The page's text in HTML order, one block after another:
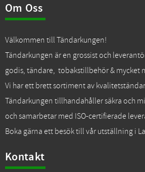
Om Oss
Välkommen till Tändarkungen!
Tändarkungen är en grossist och
godis, tändare, tobakstillbehör & mycket
Vi har ett brett sortiment av
Tändarkungen tillhandahåller säkra och
och samarbetar med ISO-certifierade
Boka gärna ett besök till vår utställning i
Kontakt